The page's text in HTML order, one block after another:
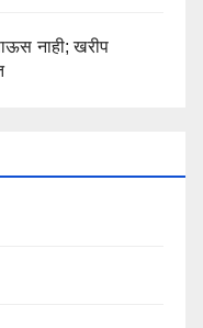
नाही; खरीप